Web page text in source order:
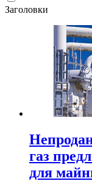
Заголовки
газ
для